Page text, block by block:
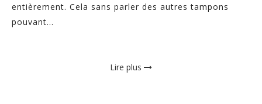
entièrement. Cela sans parler des autres tampons
pouvant...
Lire plus